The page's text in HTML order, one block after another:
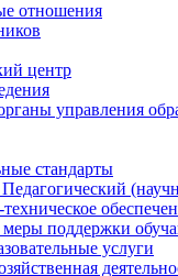
отношения
центр
управления
стандарты
поддержки
услуги